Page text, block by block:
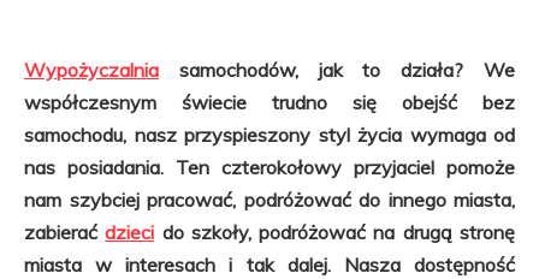
Wypożyczalnia samochodów, jak to działa? We
współczesnym świecie trudno się obejść bez
samochodu, nasz przyspieszony styl życia wymaga od
nas posiadania. Ten czterokołowy przyjaciel pomoże
nam szybciej pracować, podróżować do innego miasta,
zabieraćdzieci do szkoły, podróżować na drugą stronę
miasta w interesach i tak dalej. Nasza dostępność